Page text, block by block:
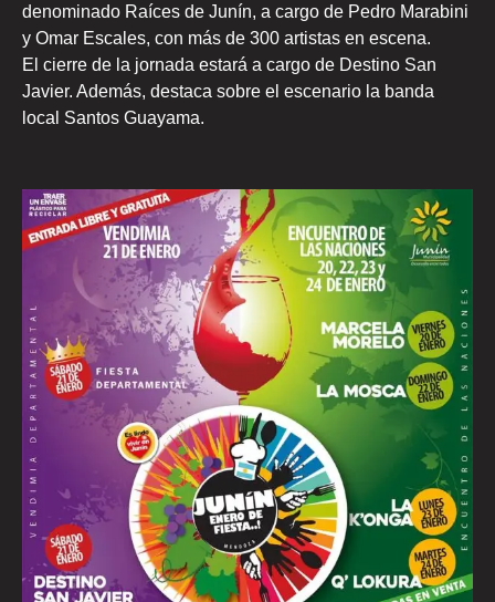
denominado Raíces de Junín, a cargo de Pedro Marabini
y Omar Escales, con más de 300 artistas en escena.
El cierre de la jornada estará a cargo de Destino San
Javier. Además, destaca sobre el escenario la banda
local Santos Guayama.